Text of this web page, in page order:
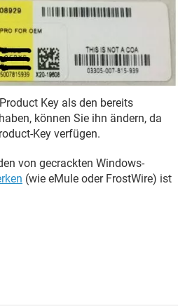
Key als den bereits
können Sie ihn ändern, da
Key verfügen.
von gecrackten Windows-
(wie eMule oder FrostWire) ist